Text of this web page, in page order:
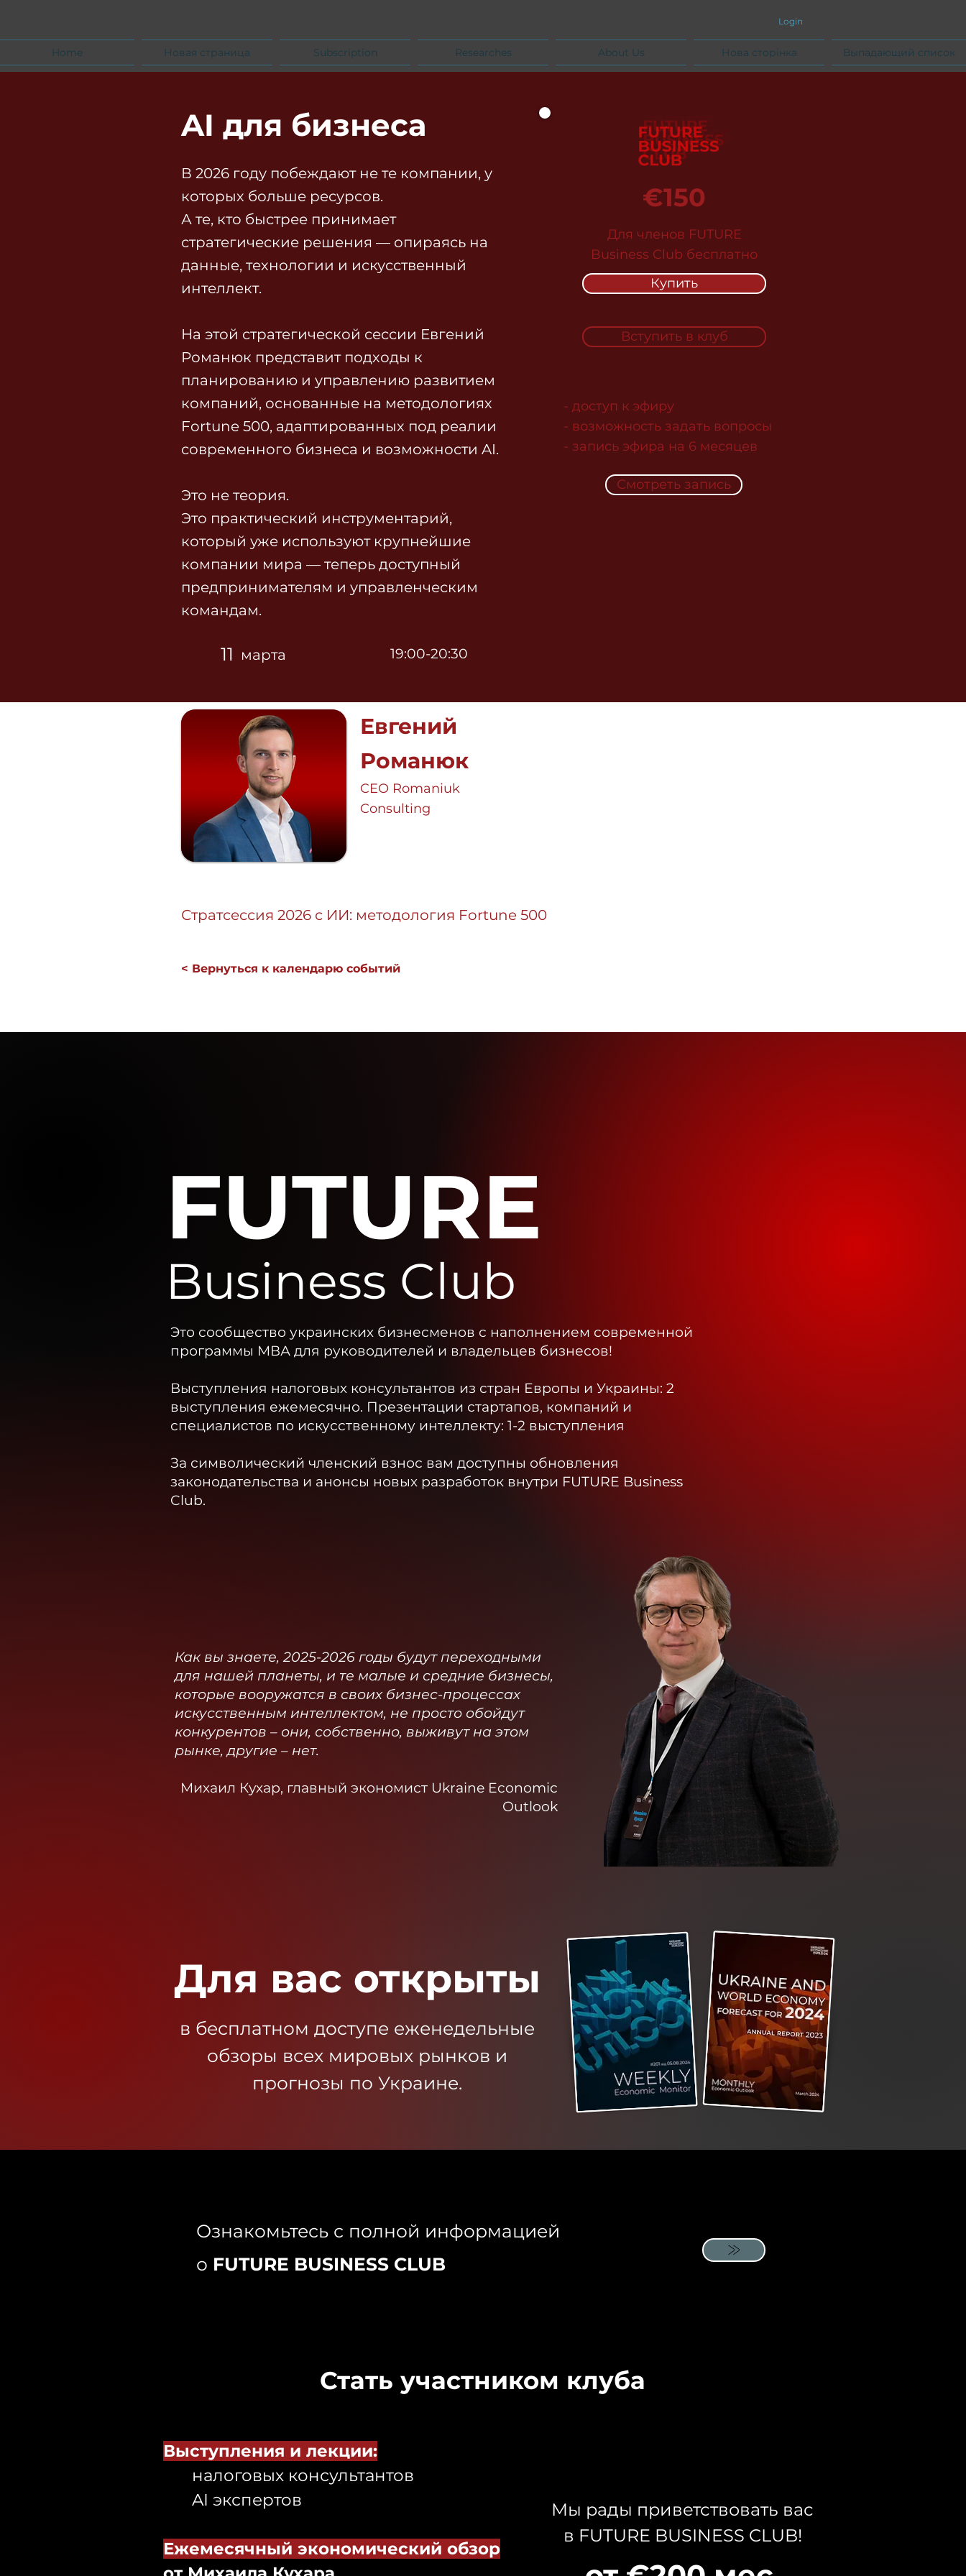
Login
Home Новая страница Subscription Researches About Us Нова сторінка Выпадающий список
AI для бизнеса
В 2026 году побеждают не те компании, у
которых больше ресурсов.
А те, кто быстрее принимает
стратегические решения — опираясь на
данные, технологии и искусственный
интеллект.
На этой стратегической сессии Евгений
Романюк представит подходы к
планированию и управлению развитием
компаний, основанные на методологиях
Fortune 500, адаптированных под реалии
современного бизнеса и возможности AI.
Это не теория.
Это практический инструментарий,
который уже используют крупнейшие
компании мира — теперь доступный
предпринимателям и управленческим
командам.
11 марта 19:00-20:30
€150
Для членов FUTURE
Business Club бесплатно
Купить
Вступить в клуб
- доступ к эфиру
- возможность задать вопросы
- запись эфира на 6 месяцев
Смотреть запись
Евгений
Романюк
CEO Romaniuk
Consulting
Стратсессия 2026 с ИИ: методология Fortune 500
< Вернуться к календарю событий
FUTURE
Business Club
Это сообщество украинских бизнесменов с наполнением современной
программы МВА для руководителей и владельцев бизнесов!
Выступления налоговых консультантов из стран Европы и Украины: 2
выступления ежемесячно. Презентации стартапов, компаний и
специалистов по искусственному интеллекту: 1-2 выступления
За символический членский взнос вам доступны обновления
законодательства и анонсы новых разработок внутри FUTURE Business
Club.​
Как вы знаете, 2025-2026 годы будут переходными
для нашей планеты, и те малые и средние бизнесы,
которые вооружатся в своих бизнес-процессах
искусственным интеллектом, не просто обойдут
конкурентов – они, собственно, выживут на этом
рынке, другие – нет.
Михаил Кухар, главный экономист Ukraine Economic
Outlook
Для вас открыты
в бесплатном доступе еженедельные
обзоры всех мировых рынков и
прогнозы по Украине.
Ознакомьтесь с полной информацией
о FUTURE BUSINESS CLUB
Стать участником клуба
Выступления и лекции:
налоговых консультантов
AI экспертов
Ежемесячный экономический обзор
Мы рады приветствовать вас
в FUTURE BUSINESS CLUB!